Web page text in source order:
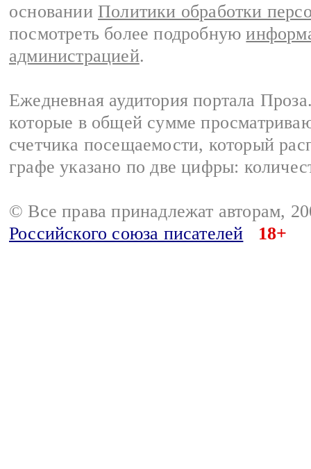
основании Политики обработки
посмотреть более подробную
администрацией.
Ежедневная аудитория портала
которые в общей сумме
счетчика посещаемости, который
графе указано по две цифры:
© Все права принадлежат авторам,
Российского союза писателей
18+